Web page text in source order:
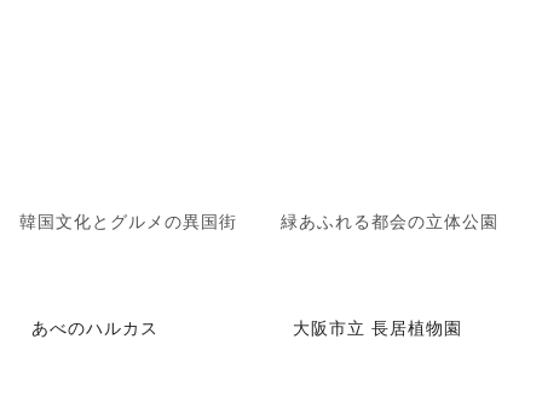
韓国文化とグルメの異国街 緑あふれる都会の立体公園
あべのハルカス 大阪市立 長居植物園